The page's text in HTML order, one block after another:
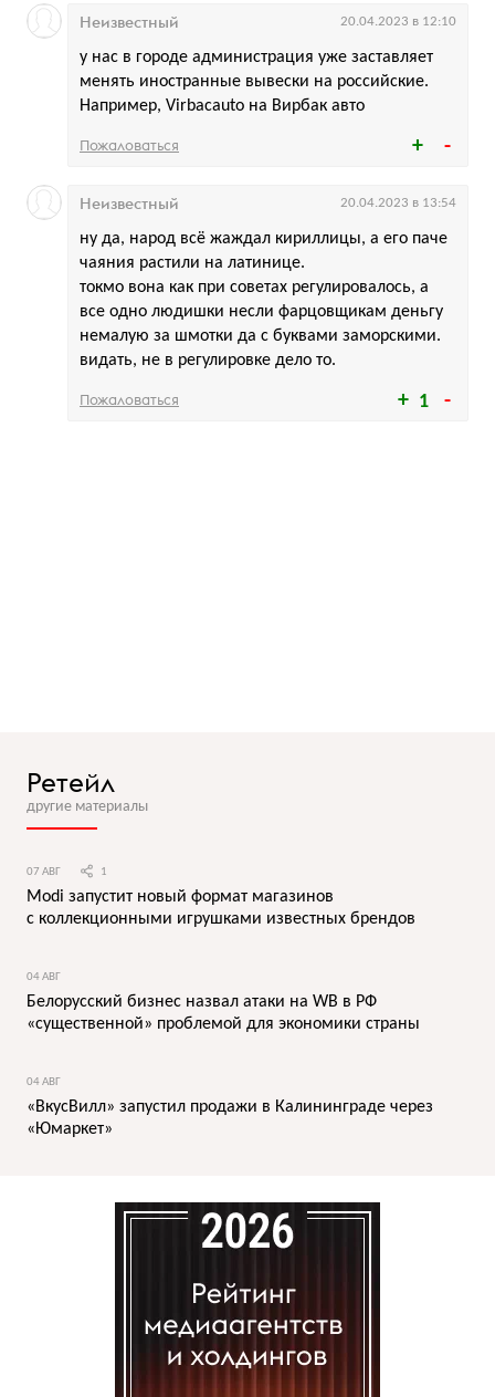
у нас в городе администрация уже заставляет
менять иностранные вывески на российские.
Например, Virbacauto на Вирбак авто
Неизвестный 20.04.2023 в 12:10
Пожаловаться
1
ну да, народ всё жаждал кириллицы, а его паче
чаяния растили на латинице.
токмо вона как при советах регулировалось, а
все одно людишки несли фарцовщикам деньгу
немалую за шмотки да с буквами заморскими.
видать, не в регулировке дело то.
Неизвестный 20.04.2023 в 13:54
Пожаловаться
Ретейл
другие материалы
07 АВГ 1
Modi запустит новый формат магазинов
с коллекционными игрушками известных брендов
04 АВГ
Белорусский бизнес назвал атаки на WB в РФ
«существенной» проблемой для экономики страны
04 АВГ
«ВкусВилл» запустил продажи в Калининграде через
«Юмаркет»